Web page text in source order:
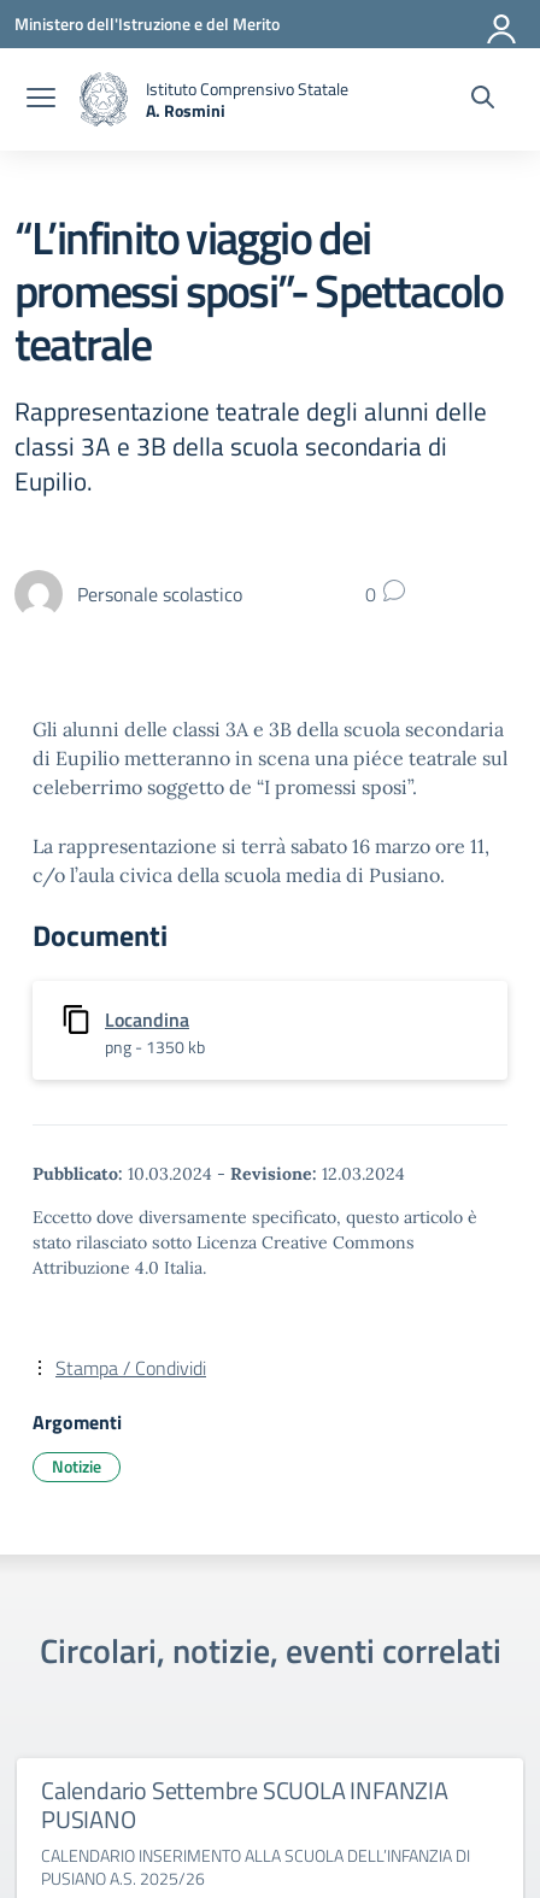
Vai ai contenuti
Vai al menu di navigazione
Vai al footer
Ministero dell'Istruzione e del Merito
Istituto Comprensivo Statale
A. Rosmini
“L’infinito viaggio dei
promessi sposi”- Spettacolo
teatrale
Rappresentazione teatrale degli alunni delle
classi 3A e 3B della scuola secondaria di
Eupilio.
Personale scolastico 0
Gli alunni delle classi 3A e 3B della scuola secondaria
di Eupilio metteranno in scena una piéce teatrale sul
celeberrimo soggetto de “I promessi sposi”.
La rappresentazione si terrà sabato 16 marzo ore 11,
c/o l’aula civica della scuola media di Pusiano.
Documenti
Locandina
png - 1350 kb
Pubblicato: 10.03.2024 - Revisione: 12.03.2024
Eccetto dove diversamente specificato, questo articolo è
stato rilasciato sotto Licenza Creative Commons
Attribuzione 4.0 Italia.
Stampa / Condividi
Argomenti
Notizie
Circolari, notizie, eventi correlati
Calendario Settembre SCUOLA INFANZIA
PUSIANO
CALENDARIO INSERIMENTO ALLA SCUOLA DELL’INFANZIA DI
PUSIANO A.S. 2025/26